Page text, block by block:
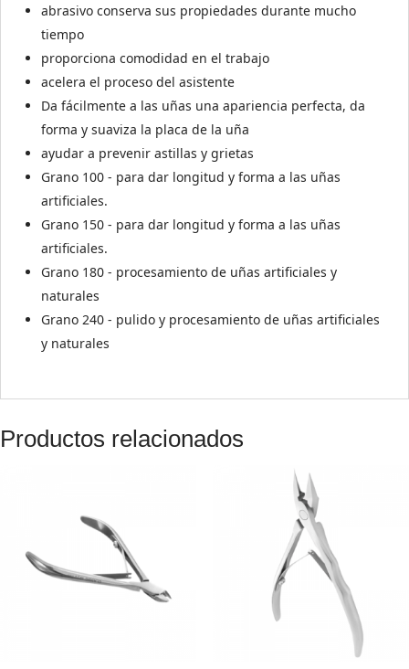
abrasivo conserva sus propiedades durante mucho
tiempo
proporciona comodidad en el trabajo
acelera el proceso del asistente
Da fácilmente a las uñas una apariencia perfecta, da
forma y suaviza la placa de la uña
ayudar a prevenir astillas y grietas
Grano 100 - para dar longitud y forma a las uñas
artificiales.
Grano 150 - para dar longitud y forma a las uñas
artificiales.
Grano 180 - procesamiento de uñas artificiales y
naturales
Grano 240 - pulido y procesamiento de uñas artificiales
y naturales
Productos relacionados